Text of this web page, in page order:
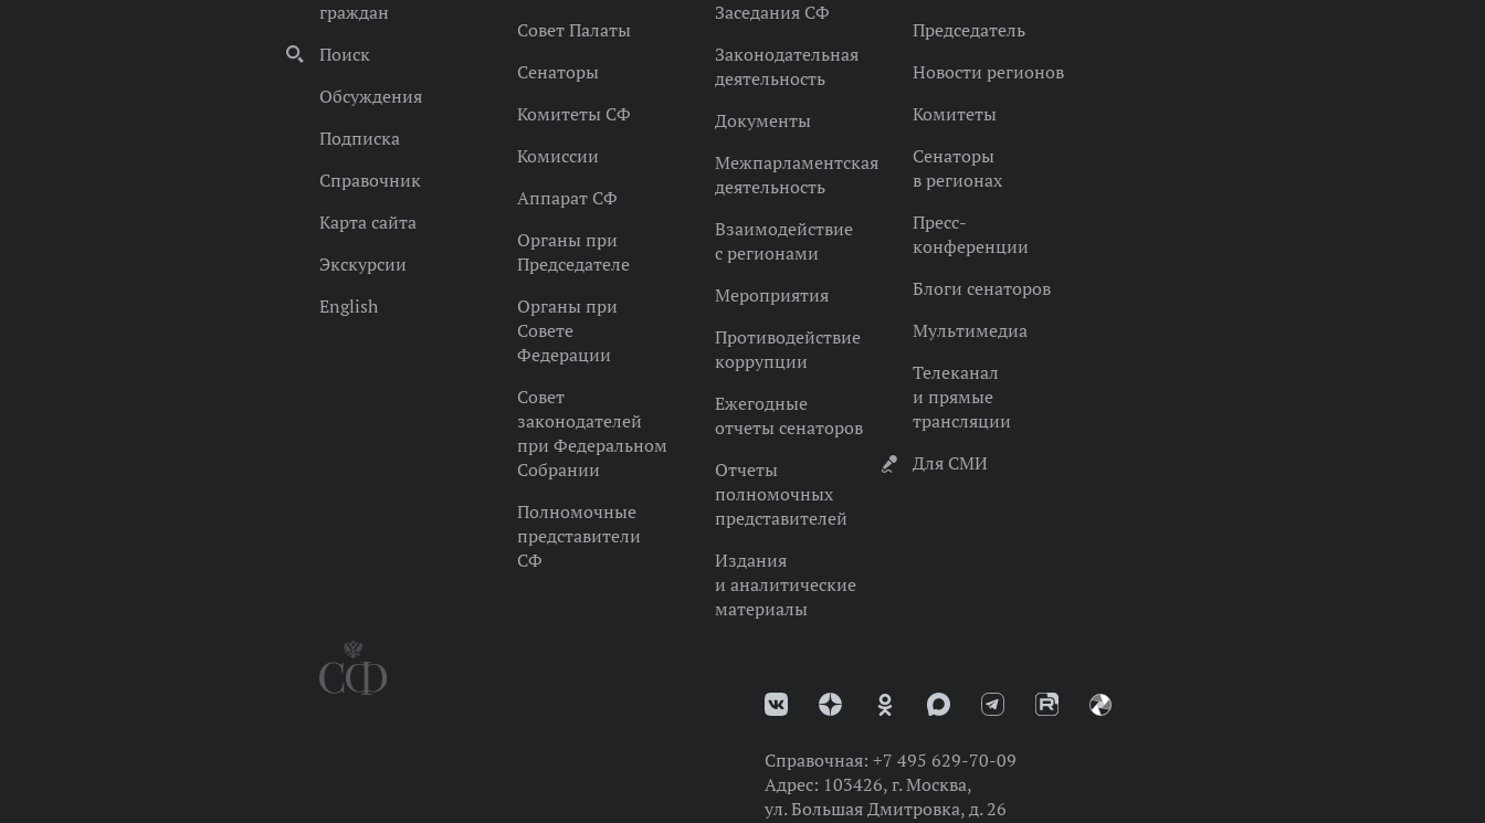
граждан
Поиск
Обсуждения
Подписка
Справочник
Карта сайта
Экскурсии
English
Совет Палаты
Сенаторы
Комитеты СФ
Комиссии
Аппарат СФ
Органы при
Председателе
Органы при
Совете
Федерации
Совет
законодателей
при Федеральном
Собрании
Полномочные
представители
СФ
Заседания СФ
Законодательная
деятельность
Документы
Межпарламентская
деятельность
Взаимодействие
с регионами
Мероприятия
Противодействие
коррупции
Ежегодные
отчеты сенаторов
Отчеты
полномочных
представителей
Издания
и аналитические
материалы
Председатель
Новости регионов
Комитеты
Сенаторы
в регионах
Пресс-
конференции
Блоги сенаторов
Мультимедиа
Телеканал
и прямые
трансляции
Для СМИ
Справочная: +7 495 629-70-09
Адрес: 103426, г. Москва,
ул. Большая Дмитровка, д. 26